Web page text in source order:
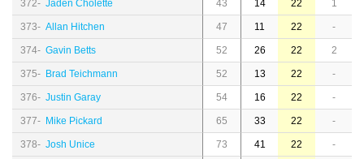
372- Jaden Cholette 43 14 22 1
373- Allan Hitchen 47 11 22 -
374- Gavin Betts 52 26 22 2
375- Brad Teichmann 52 13 22 -
376- Justin Garay 54 16 22 -
377- Mike Pickard 65 33 22 -
378- Josh Unice 73 41 22 -